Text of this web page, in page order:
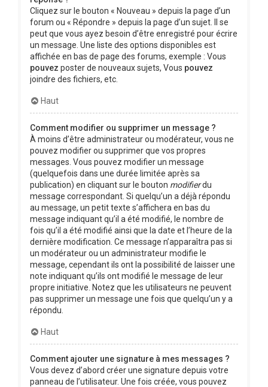
Cliquez sur le bouton « Nouveau » depuis la page d’un
forum ou « Répondre » depuis la page d’un sujet. Il se
peut que vous ayez besoin d’être enregistré pour écrire
un message. Une liste des options disponibles est
affichée en bas de page des forums, exemple : Vous
pouvez poster de nouveaux sujets, Vous pouvez
joindre des fichiers, etc.
Haut
Comment modifier ou supprimer un message ?
À moins d’être administrateur ou modérateur, vous ne
pouvez modifier ou supprimer que vos propres
messages. Vous pouvez modifier un message
(quelquefois dans une durée limitée après sa
publication) en cliquant sur le bouton modifierdu
message correspondant. Si quelqu’un a déjà répondu
au message, un petit texte s’affichera en bas du
message indiquant qu’il a été modifié, le nombre de
fois qu’il a été modifié ainsi que la date et l’heure de la
dernière modification. Ce message n’apparaîtra pas si
un modérateur ou un administrateur modifie le
message, cependant ils ont la possibilité de laisser une
note indiquant qu’ils ont modifié le message de leur
propre initiative. Notez que les utilisateurs ne peuvent
pas supprimer un message une fois que quelqu’un y a
répondu.
Haut
Comment ajouter une signature à mes messages ?
Vous devez d’abord créer une signature depuis votre
panneau de l’utilisateur. Une fois créée, vous pouvez